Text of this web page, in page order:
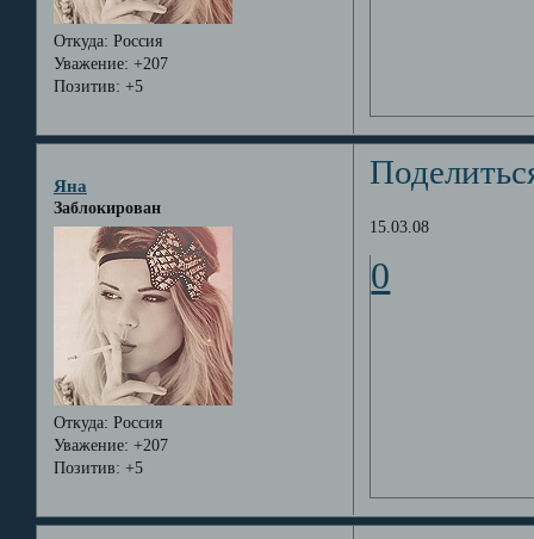
Откуда: Россия
Уважение: +207
Позитив: +5
Яна
Заблокирован
Откуда: Россия
Уважение: +207
Позитив: +5
15.03.08
0